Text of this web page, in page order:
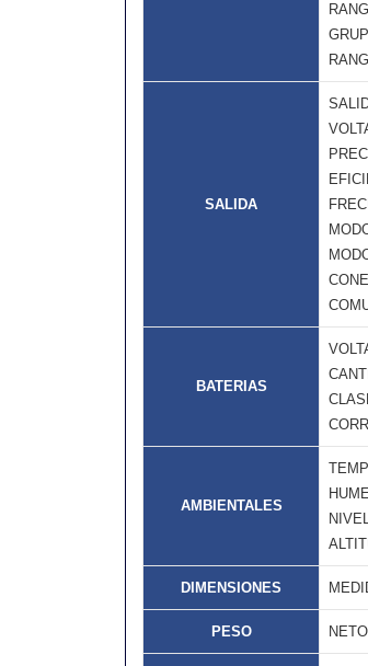
SALIDA
BATERIAS
AMBIENTALES
DIMENSIONES
PESO